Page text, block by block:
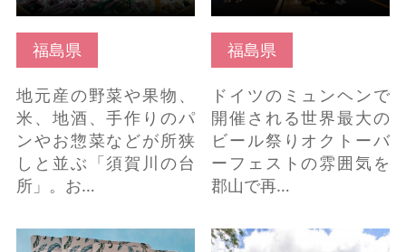
福島県
地元産の野菜や果物、
米、地酒、手作りのパ
ンやお惣菜などが所狭
しと並ぶ「須賀川の台
所」。お…
福島県
ドイツのミュンヘンで
開催される世界最大の
ビール祭りオクトーバ
ーフェストの雰囲気を
郡山で再…
至福の桃グミ の詳細は
柳津温泉 の詳細はこち